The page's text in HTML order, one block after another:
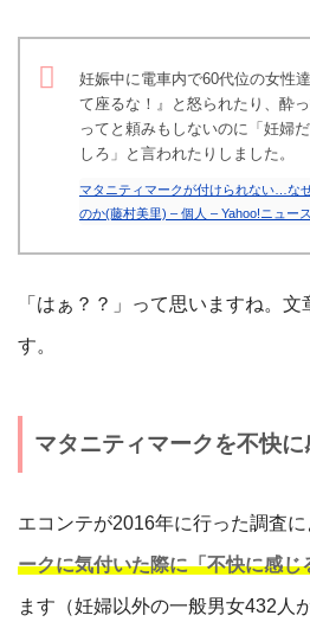
妊娠中に電車内で60代位の女性
て座るな！』と怒られたり、酔
ってと頼みもしないのに「妊婦
しろ」と言われたりしました。
マタニティマークが付けられない…な
のか(藤村美里) – 個人 – Yahoo!ニュース
「はぁ？？」って思いますね。
す。
マタニティマークを不快
エコンテが2016年に行った調査に
ークに気付いた際に「不快に感じ
ます（妊婦以外の一般男女432人